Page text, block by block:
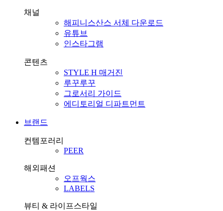
채널
해피니스산스 서체 다운로드
유튜브
인스타그램
콘텐츠
STYLE H 매거진
루꾸루꾸
그로서리 가이드
에디토리얼 디파트먼트
브랜드
컨템포러리
PEER
해외패션
오프웍스
LABELS
뷰티 & 라이프스타일